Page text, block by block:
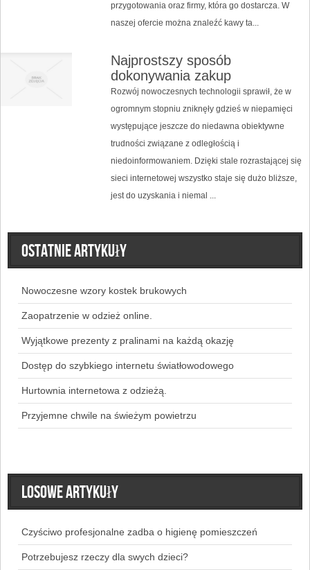
przygotowania oraz firmy, która go dostarcza. W
naszej ofercie można znaleźć kawy ta...
Najprostszy sposób
dokonywania zakup
Rozwój nowoczesnych technologii sprawił, że w
ogromnym stopniu zniknęły gdzieś w niepamięci
występujące jeszcze do niedawna obiektywne
trudności związane z odległością i
niedoinformowaniem. Dzięki stale rozrastającej się
sieci internetowej wszystko staje się dużo bliższe,
jest do uzyskania i niemal ...
Ostatnie artykuły
Nowoczesne wzory kostek brukowych
Zaopatrzenie w odzież online.
Wyjątkowe prezenty z pralinami na każdą okazję
Dostęp do szybkiego internetu światłowodowego
Hurtownia internetowa z odzieżą.
Przyjemne chwile na świeżym powietrzu
Losowe artykuły
Czyściwo profesjonalne zadba o higienę pomieszczeń
Potrzebujesz rzeczy dla swych dzieci?